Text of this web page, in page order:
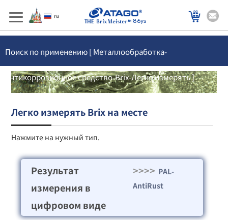
86ys
Поиск по применению [ Металлообработка-
Антикоррозионное средство-Brix-Легко измерять ]
Легко измерять Brix на месте
Нажмите на нужный тип.
Результат
измерения в
цифровом виде
>>>> PAL-
AntiRust